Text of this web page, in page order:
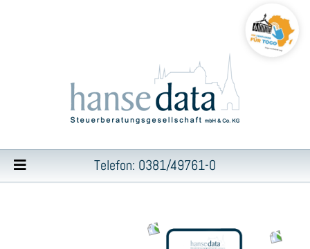
Telefon: 0381/49761-0